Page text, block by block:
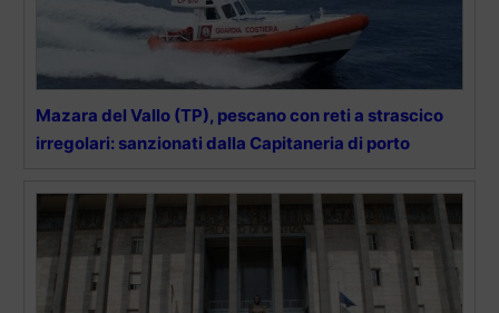
Mazara del Vallo (TP), pescano con reti a strascico
irregolari: sanzionati dalla Capitaneria di porto